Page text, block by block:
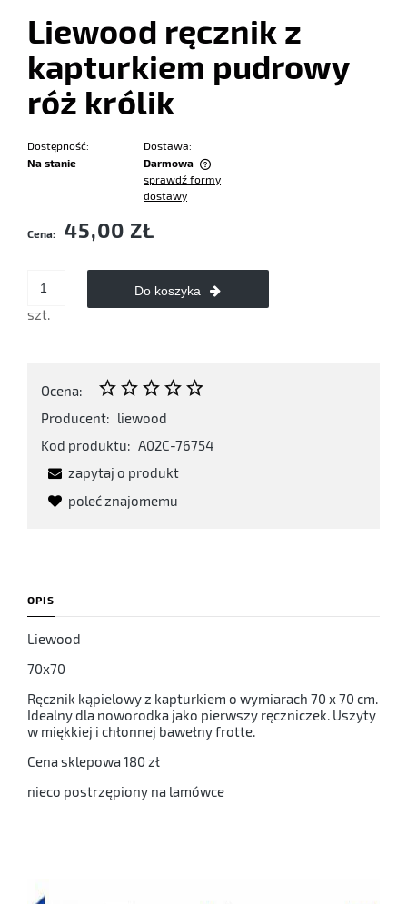
Liewood ręcznik z
kapturkiem pudrowy
róż królik
Dostępność:
Na stanie
Dostawa:
Darmowa
Cena nie zawiera ewentualnych kosztów płatności
sprawdź formy
dostawy
Cena: 45,00 ZŁ
szt.
Do koszyka
Ocena:
Producent: liewood
Kod produktu: A02C-76754
zapytaj o produkt
poleć znajomemu
OPIS
Liewood
70x70
Ręcznik kąpielowy z kapturkiem o wymiarach 70 x 70 cm.
Idealny dla noworodka jako pierwszy ręczniczek. Uszyty
w miękkiej i chłonnej bawełny frotte.
Cena sklepowa 180 zł
nieco postrzępiony na lamówce